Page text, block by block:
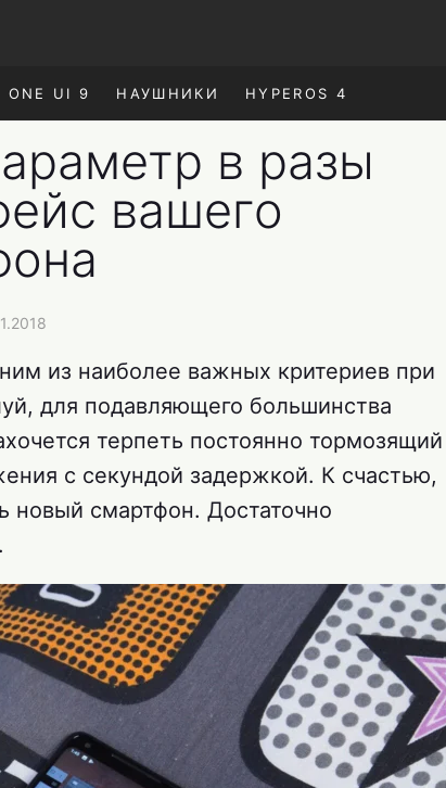
ONE UI 9 НАУШНИКИ HYPEROS 4
в разы
вашего
из наиболее важных критериев при
для подавляющего большинства
терпеть постоянно тормозящий
с секундой задержкой. К счастью,
новый смартфон. Достаточно